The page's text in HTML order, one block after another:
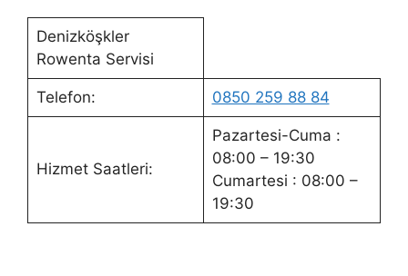
Denizköşkler
Rowenta Servisi
Telefon: 0850 259 88 84
Hizmet Saatleri:
Pazartesi-Cuma :
08:00 – 19:30
Cumartesi : 08:00 –
19:30